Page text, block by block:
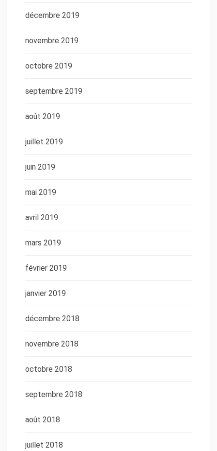
décembre 2019
novembre 2019
octobre 2019
septembre 2019
août 2019
juillet 2019
juin 2019
mai 2019
avril 2019
mars 2019
février 2019
janvier 2019
décembre 2018
novembre 2018
octobre 2018
septembre 2018
août 2018
juillet 2018